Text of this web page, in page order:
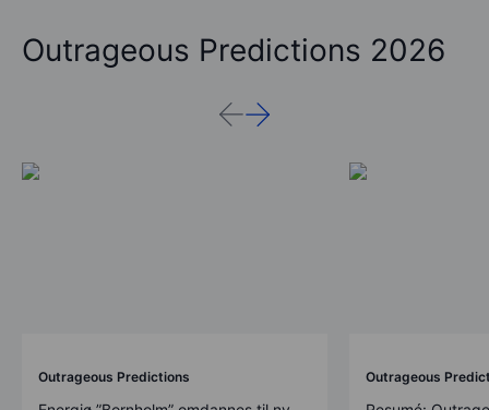
Outrageous Predictions 2026
Outrageous Predictions Outrageous